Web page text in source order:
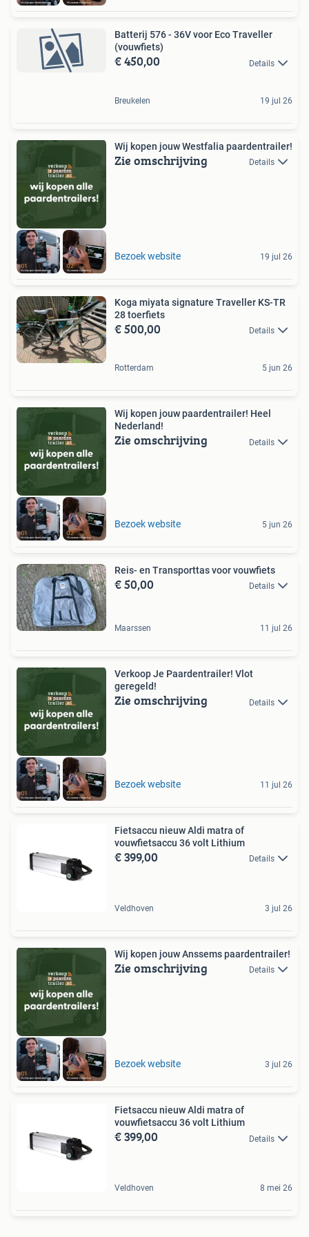
Batterij 576 - 36V voor Eco Traveller
(vouwfiets)
€ 450,00 Details
Breukelen 19 jul 26
Wij kopen jouw Westfalia paardentrailer!
Zie omschrijving Details
Bezoek website 19 jul 26
Koga miyata signature Traveller KS-TR
28 toerfiets
€ 500,00 Details
Rotterdam 5 jun 26
Wij kopen jouw paardentrailer! Heel
Nederland!
Zie omschrijving Details
Bezoek website 5 jun 26
Reis- en Transporttas voor vouwfiets
€ 50,00 Details
Maarssen 11 jul 26
Verkoop Je Paardentrailer! Vlot
geregeld!
Zie omschrijving Details
Bezoek website 11 jul 26
Fietsaccu nieuw Aldi matra of
vouwfietsaccu 36 volt Lithium
€ 399,00 Details
Veldhoven 3 jul 26
Wij kopen jouw Anssems paardentrailer!
Zie omschrijving Details
Bezoek website 3 jul 26
Fietsaccu nieuw Aldi matra of
vouwfietsaccu 36 volt Lithium
€ 399,00 Details
Veldhoven 8 mei 26